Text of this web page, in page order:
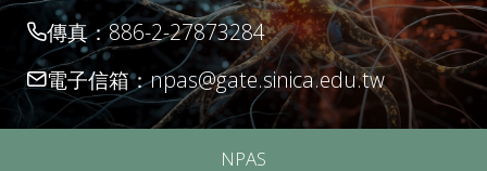
傳真：886-2-27873284
電子信箱：npas@gate.sinica.edu.tw
NPAS